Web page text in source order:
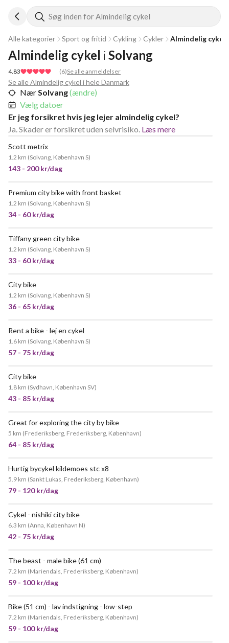
Søg inden for Almindelig cykel
Alle kategorier Sport og fritid Cykling Cykler Almindelig cykel
4.83 (6)Se alle anmeldelser
Almindelig cykel i Solvang
Se alle Almindelig cykel i hele Danmark
NærSolvang(ændre)
Vælg datoer
Er jeg forsikret hvis jeg lejer almindelig cykel?
Ja. Skader er forsikret uden selvrisiko. Læs mere
Scott metrix
1.2 km (Solvang, København S)
143 - 200 kr/dag
Premium city bike with front basket
1.2 km (Solvang, København S)
34 - 60 kr/dag
Tiffany green city bike
1.2 km (Solvang, København S)
33 - 60 kr/dag
City bike
1.2 km (Solvang, København S)
36 - 65 kr/dag
Rent a bike - lej en cykel
1.6 km (Solvang, København S)
57 - 75 kr/dag
City bike
1.8 km (Sydhavn, København SV)
43 - 85 kr/dag
Great for exploring the city by bike
5 km (Frederiksberg, Frederiksberg, København)
64 - 85 kr/dag
Hurtig bycykel kildemoes stc x8
5.9 km (Sankt Lukas, Frederiksberg, København)
79 - 120 kr/dag
Cykel - nishiki city bike
6.3 km (Anna, København N)
42 - 75 kr/dag
The beast - male bike (61 cm)
7.2 km (Mariendals, Frederiksberg, København)
59 - 100 kr/dag
Bike (51 cm) - lav indstigning - low-step
7.2 km (Mariendals, Frederiksberg, København)
59 - 100 kr/dag